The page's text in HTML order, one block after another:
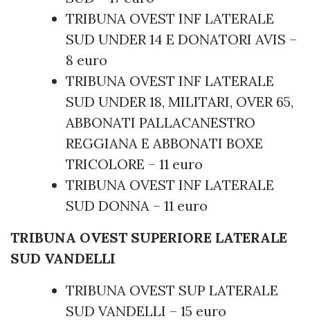
TRIBUNA OVEST INF LATERALE
SUD UNDER 14 E DONATORI AVIS –
8 euro
TRIBUNA OVEST INF LATERALE
SUD UNDER 18, MILITARI, OVER 65,
ABBONATI PALLACANESTRO
REGGIANA E ABBONATI BOXE
TRICOLORE – 11 euro
TRIBUNA OVEST INF LATERALE
SUD DONNA – 11 euro
TRIBUNA OVEST SUPERIORE LATERALE
SUD VANDELLI
TRIBUNA OVEST SUP LATERALE
SUD VANDELLI – 15 euro